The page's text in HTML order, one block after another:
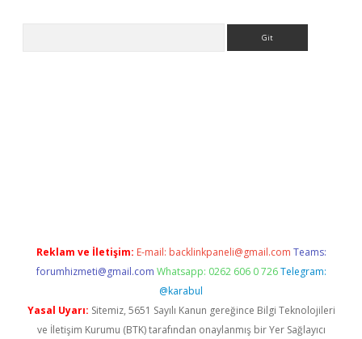
Reklam ve İletişim: E-mail: backlinkpaneli@gmail.com Teams:
forumhizmeti@gmail.com Whatsapp: 0262 606 0 726 Telegram:
@karabul
Yasal Uyarı: Sitemiz, 5651 Sayılı Kanun gereğince Bilgi Teknolojileri
ve İletişim Kurumu (BTK) tarafından onaylanmış bir Yer Sağlayıcı